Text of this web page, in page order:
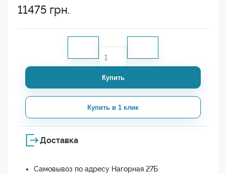
11475 грн.
Купить
Купить в 1 клик
Доставка
Самовывоз по адресу Нагорная 27Б